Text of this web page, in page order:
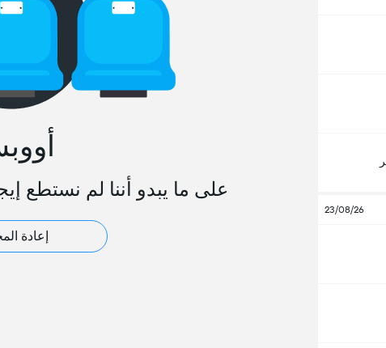
23/08/26
على ما يبدو أننا لم نستطع
إعادة